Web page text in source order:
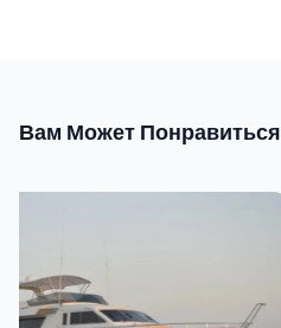
Вам Может Понравиться